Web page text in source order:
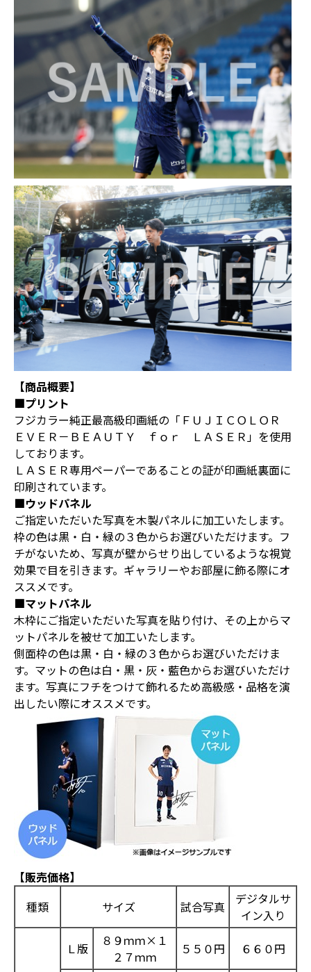
【商品概要】
■プリント
フジカラー純正最高級印画紙の「ＦＵＪＩＣＯＬＯＲ
ＥＶＥＲ－ＢＥＡＵＴＹ ｆｏｒ ＬＡＳＥＲ」を使用
しております。
ＬＡＳＥＲ専用ペーパーであることの証が印画紙裏面に
印刷されています。
■ウッドパネル
ご指定いただいた写真を木製パネルに加工いたします。
枠の色は黒・白・緑の３色からお選びいただけます。フ
チがないため、写真が壁からせり出しているような視覚
効果で目を引きます。ギャラリーやお部屋に飾る際にオ
ススメです。
■マットパネル
木枠にご指定いただいた写真を貼り付け、その上からマ
ットパネルを被せて加工いたします。
側面枠の色は黒・白・緑の３色からお選びいただけま
す。マットの色は白・黒・灰・藍色からお選びいただけ
ます。写真にフチをつけて飾れるため高級感・品格を演
出したい際にオススメです。
【販売価格】
種類
サイズ 試合写真
デジタルサ
イン入り
Ｌ版
８９ｍｍ×１
２７ｍｍ
５５０円
６６０円